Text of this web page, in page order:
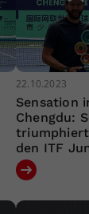
22.10.2023
Sensation
Chengdu:
den ITF